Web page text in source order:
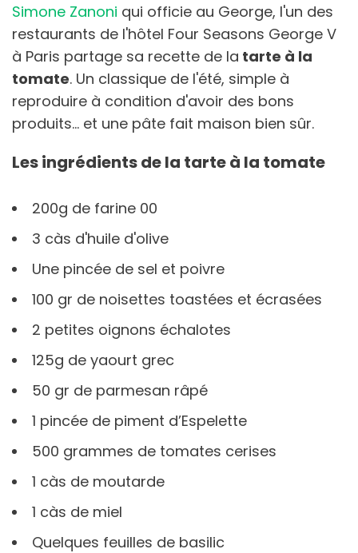
Simone Zanoni qui officie au George, l'un des
restaurants de l'hôtel Four Seasons George V
à Paris partage sa recette de la tarte à la
tomate. Un classique de l'été, simple à
reproduire à condition d'avoir des bons
produits... et une pâte fait maison bien sûr.
Les ingrédients de la tarte à la tomate
200g de farine 00
3 càs d'huile d'olive
Une pincée de sel et poivre
100 gr de noisettes toastées et écrasées
2 petites oignons échalotes
125g de yaourt grec
50 gr de parmesan râpé
1 pincée de piment d’Espelette
500 grammes de tomates cerises
1 càs de moutarde
1 càs de miel
Quelques feuilles de basilic